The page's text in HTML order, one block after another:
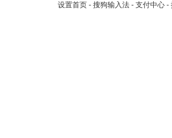
设置首页 - 搜狗输入法 - 支付中心 -